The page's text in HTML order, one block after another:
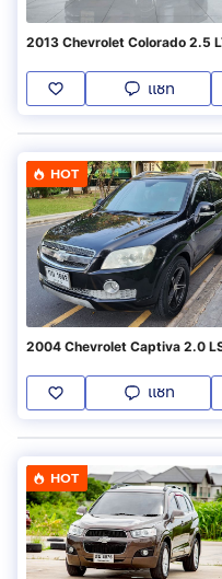
2013 Chevrolet Colorado 2.5
แชท
HOT
2004 Chevrolet Captiva 2.0
แชท
HOT